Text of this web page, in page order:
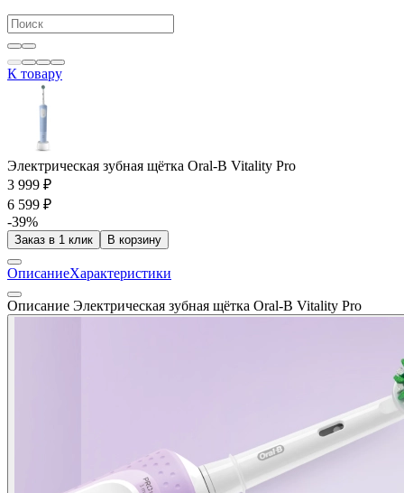
К товару
Электрическая зубная щётка Oral-B Vitality Pro
3 999 ₽
6 599 ₽
-39%
Заказ в 1 клик В корзину
ОписаниеХарактеристики
Описание Электрическая зубная щётка Oral-B Vitality Pro